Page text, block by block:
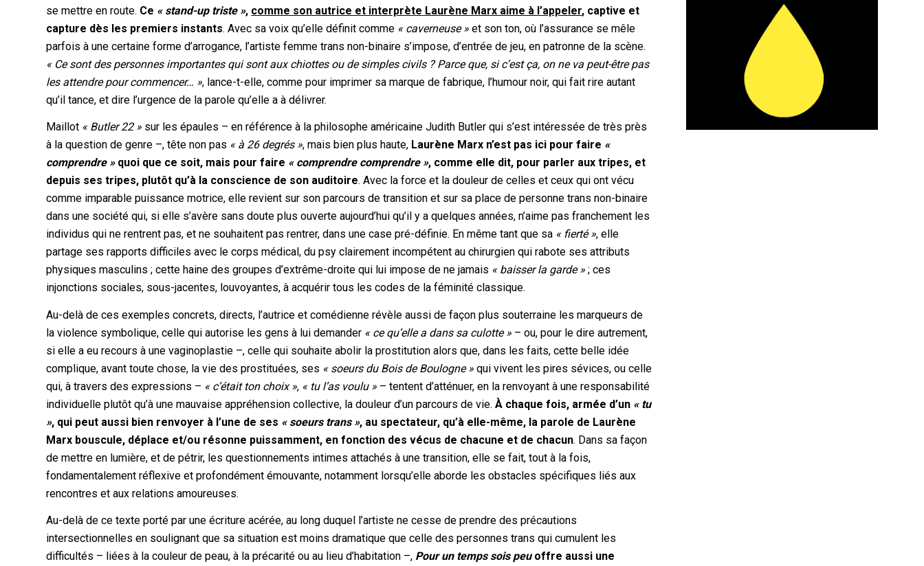
se mettre en route. Ce « stand-up triste », comme son autrice et interprète Laurène Marx aime à l’appeler, captive et
capture dès les premiers instants. Avec sa voix qu’elle définit comme « caverneuse » et son ton, où l’assurance se mêle
parfois à une certaine forme d’arrogance, l’artiste femme trans non-binaire s’impose, d’entrée de jeu, en patronne de la scène.
« Ce sont des personnes importantes qui sont aux chiottes ou de simples civils ? Parce que, si c’est ça, on ne va peut-être pas
les attendre pour commencer… », lance-t-elle, comme pour imprimer sa marque de fabrique, l’humour noir, qui fait rire autant
qu’il tance, et dire l’urgence de la parole qu’elle a à délivrer.
Maillot « Butler 22 » sur les épaules – en référence à la philosophe américaine Judith Butler qui s’est intéressée de très près
à la question de genre –, tête non pas « à 26 degrés », mais bien plus haute, Laurène Marx n’est pas ici pour faire «
comprendre » quoi que ce soit, mais pour faire « comprendre comprendre », comme elle dit, pour parler aux tripes, et
depuis ses tripes, plutôt qu’à la conscience de son auditoire. Avec la force et la douleur de celles et ceux qui ont vécu
comme imparable puissance motrice, elle revient sur son parcours de transition et sur sa place de personne trans non-binaire
dans une société qui, si elle s’avère sans doute plus ouverte aujourd’hui qu’il y a quelques années, n’aime pas franchement les
individus qui ne rentrent pas, et ne souhaitent pas rentrer, dans une case pré-définie. En même tant que sa « fierté », elle
partage ses rapports difficiles avec le corps médical, du psy clairement incompétent au chirurgien qui rabote ses attributs
physiques masculins ; cette haine des groupes d’extrême-droite qui lui impose de ne jamais « baisser la garde » ; ces
injonctions sociales, sous-jacentes, louvoyantes, à acquérir tous les codes de la féminité classique.
Au-delà de ces exemples concrets, directs, l’autrice et comédienne révèle aussi de façon plus souterraine les marqueurs de
la violence symbolique, celle qui autorise les gens à lui demander « ce qu’elle a dans sa culotte » – ou, pour le dire autrement,
si elle a eu recours à une vaginoplastie –, celle qui souhaite abolir la prostitution alors que, dans les faits, cette belle idée
complique, avant toute chose, la vie des prostituées, ses « soeurs du Bois de Boulogne » qui vivent les pires sévices, ou celle
qui, à travers des expressions – « c’était ton choix », « tu l’as voulu » – tentent d’atténuer, en la renvoyant à une responsabilité
individuelle plutôt qu’à une mauvaise appréhension collective, la douleur d’un parcours de vie.À chaque fois, armée d’un « tu
», qui peut aussi bien renvoyer à l’une de ses « soeurs trans », au spectateur, qu’à elle-même, la parole de Laurène
Marx bouscule, déplace et/ou résonne puissamment, en fonction des vécus de chacune et de chacun. Dans sa façon
de mettre en lumière, et de pétrir, les questionnements intimes attachés à une transition, elle se fait, tout à la fois,
fondamentalement réflexive et profondément émouvante, notamment lorsqu’elle aborde les obstacles spécifiques liés aux
rencontres et aux relations amoureuses.
Au-delà de ce texte porté par une écriture acérée, au long duquel l’artiste ne cesse de prendre des précautions
intersectionnelles en soulignant que sa situation est moins dramatique que celle des personnes trans qui cumulent les
difficultés – liées à la couleur de peau, à la précarité ou au lieu d’habitation –, Pour un temps sois peuoffre aussi une